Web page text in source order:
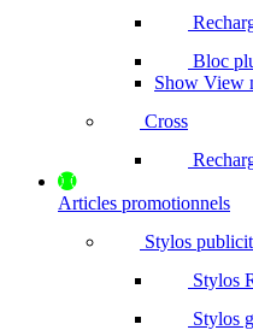
Bloc
Show View
Cross
Articles promotionnels
Stylos
Stylos
Stylos